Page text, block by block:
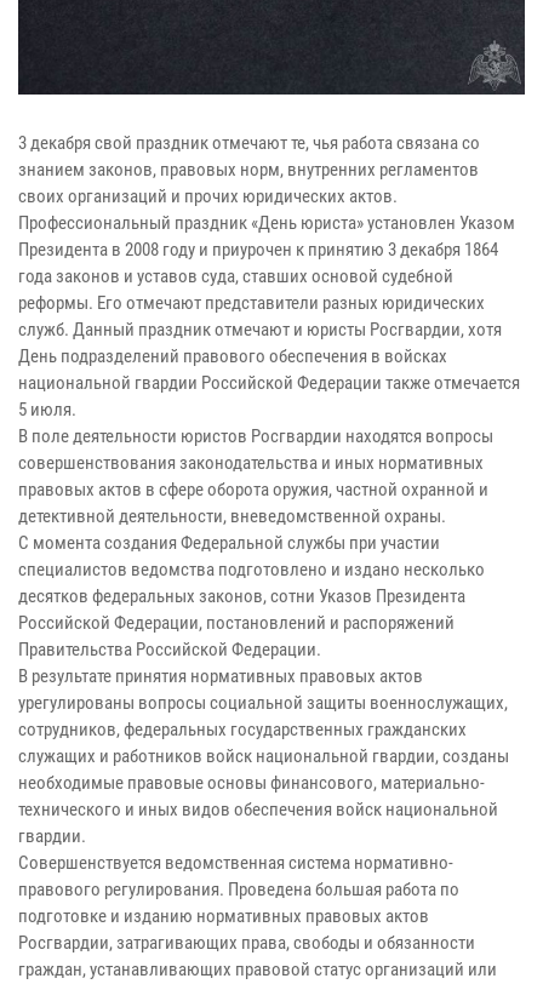
3 декабря свой праздник отмечают те, чья работа связана со
знанием законов, правовых норм, внутренних регламентов
своих организаций и прочих юридических актов.
Профессиональный праздник «День юриста» установлен Указом
Президента в 2008 году и приурочен к принятию 3 декабря 1864
года законов и уставов суда, ставших основой судебной
реформы. Его отмечают представители разных юридических
служб. Данный праздник отмечают и юристы Росгвардии, хотя
День подразделений правового обеспечения в войсках
национальной гвардии Российской Федерации также отмечается
5 июля.
В поле деятельности юристов Росгвардии находятся вопросы
совершенствования законодательства и иных нормативных
правовых актов в сфере оборота оружия, частной охранной и
детективной деятельности, вневедомственной охраны.
С момента создания Федеральной службы при участии
специалистов ведомства подготовлено и издано несколько
десятков федеральных законов, сотни Указов Президента
Российской Федерации, постановлений и распоряжений
Правительства Российской Федерации.
В результате принятия нормативных правовых актов
урегулированы вопросы социальной защиты военнослужащих,
сотрудников, федеральных государственных гражданских
служащих и работников войск национальной гвардии, созданы
необходимые правовые основы финансового, материально-
технического и иных видов обеспечения войск национальной
гвардии.
Совершенствуется ведомственная система нормативно-
правового регулирования. Проведена большая работа по
подготовке и изданию нормативных правовых актов
Росгвардии, затрагивающих права, свободы и обязанности
граждан, устанавливающих правовой статус организаций или